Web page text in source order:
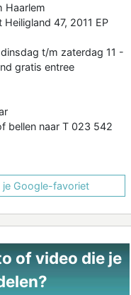
Haarlem
47, 2011 EP
t/m zaterdag 11 -
gratis entree
bellen naar T 023 542
je Google-favoriet
of video die je